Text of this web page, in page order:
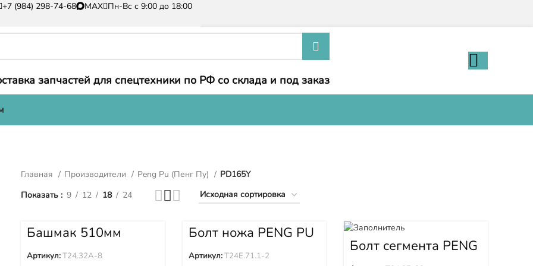
+7 (984) 298-74-68 MAX Пн-Вс с 9:00 до 18:00
запчастей для спецтехники по РФ со склада и под заказ
Главная Производители Peng Pu (Пенг Пу)
PD165Y
Показать
9 12 18 24
Башмак 510мм
PENG PU (Пенг Пу)
PD165Y PD165YS
Артикул:T24.32A-8
Болт ножа PENG PU
(Пенг Пу) PD165Y
PD165YS
Артикул:T24E.71.1-2
Болт сегмента PENG
PU (Пенг Пу)